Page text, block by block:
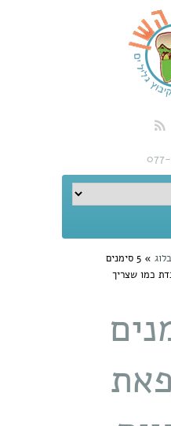
בלוג »
5 סימנים
כמו שצריך